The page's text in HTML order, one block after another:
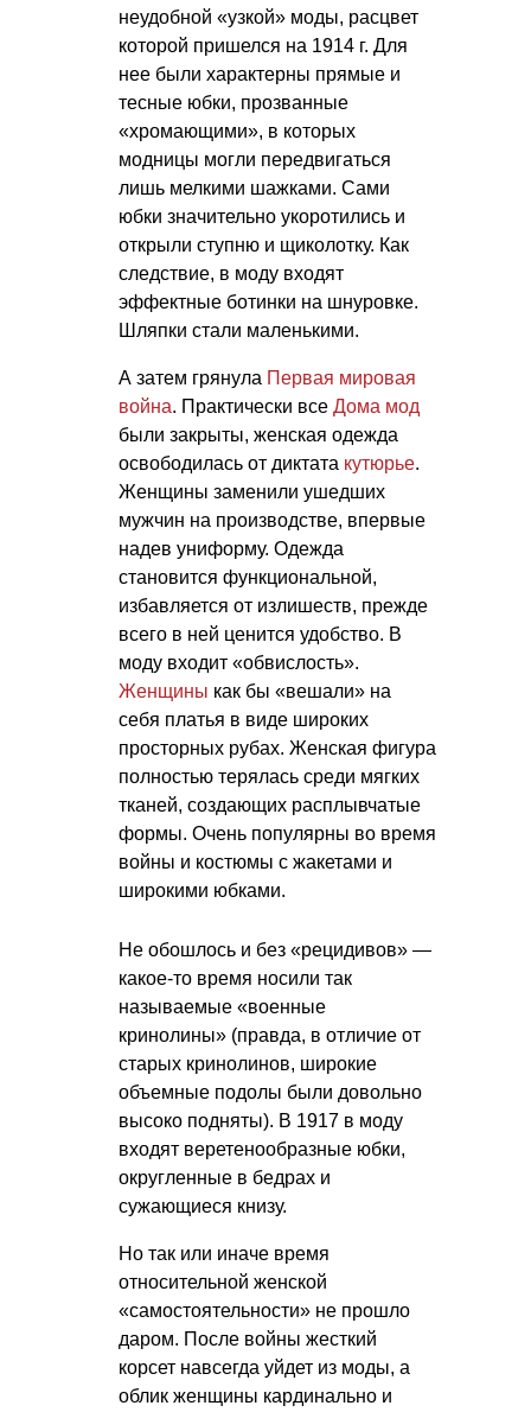
неудобной «узкой» моды, расцвет
которой пришелся на 1914 г. Для
нее были характерны прямые и
тесные юбки, прозванные
«хромающими», в которых
модницы могли передвигаться
лишь мелкими шажками. Сами
юбки значительно укоротились и
открыли ступню и щиколотку. Как
следствие, в моду входят
эффектные ботинки на шнуровке.
Шляпки стали маленькими.
А затем грянула Первая мировая
война. Практически все Дома мод
были закрыты, женская одежда
освободилась от диктата кутюрье.
Женщины заменили ушедших
мужчин на производстве, впервые
надев униформу. Одежда
становится функциональной,
избавляется от излишеств, прежде
всего в ней ценится удобство. В
моду входит «обвислость».
Женщины как бы «вешали» на
себя платья в виде широких
просторных рубах. Женская фигура
полностью терялась среди мягких
тканей, создающих расплывчатые
формы. Очень популярны во время
войны и костюмы с жакетами и
широкими юбками.
Не обошлось и без «рецидивов» —
какое-то время носили так
называемые «военные
кринолины» (правда, в отличие от
старых кринолинов, широкие
объемные подолы были довольно
высоко подняты). В 1917 в моду
входят веретенообразные юбки,
округленные в бедрах и
сужающиеся книзу.
Но так или иначе время
относительной женской
«самостоятельности» не прошло
даром. После войны жесткий
корсет навсегда уйдет из моды, а
облик женщины кардинально и